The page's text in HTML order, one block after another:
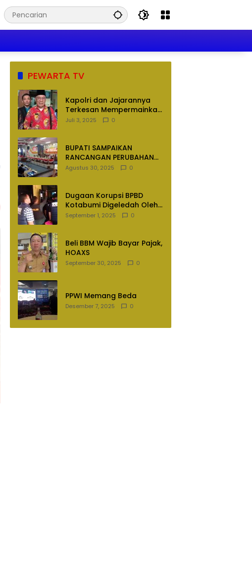
PEWARTA TV
Kapolri dan Jajarannya
Terkesan Mempermainkan
Hukum
Juli 3, 2025 0
BUPATI SAMPAIKAN
RANCANGAN PERUBAHAN
APBD TAHUN ANGGARAN
Agustus 30, 2025 0
Dugaan Korupsi BPBD
Kotabumi Digeledah Oleh
Tim Penyidik Polres
September 1, 2025 0
Beli BBM Wajib Bayar Pajak,
HOAXS
September 30, 2025 0
PPWI Memang Beda
Desember 7, 2025 0